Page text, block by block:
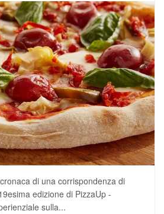
di una corrispondenza di
edizione di PizzaUp -
sulla...